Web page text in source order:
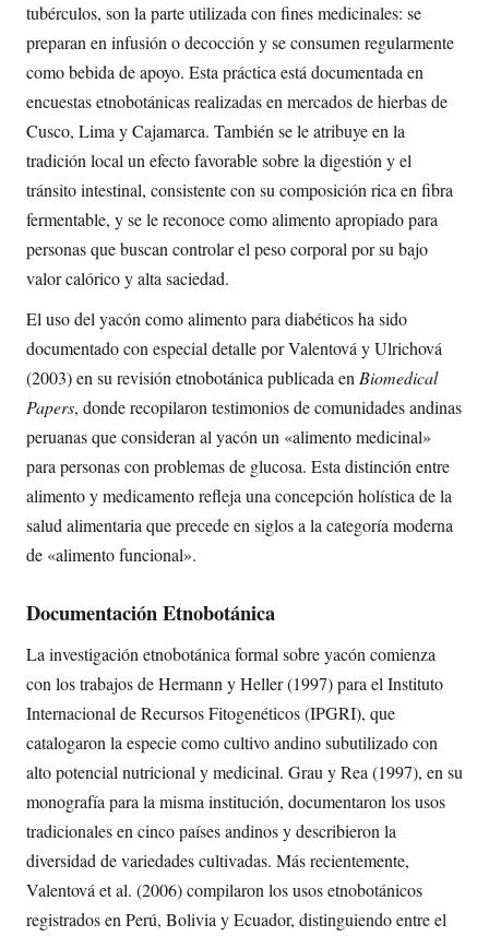
tubérculos, son la parte utilizada con fines medicinales: se
preparan en infusión o decocción y se consumen regularmente
como bebida de apoyo. Esta práctica está documentada en
encuestas etnobotánicas realizadas en mercados de hierbas de
Cusco, Lima y Cajamarca. También se le atribuye en la
tradición local un efecto favorable sobre la digestión y el
tránsito intestinal, consistente con su composición rica en fibra
fermentable, y se le reconoce como alimento apropiado para
personas que buscan controlar el peso corporal por su bajo
valor calórico y alta saciedad.
El uso del yacón como alimento para diabéticos ha sido
documentado con especial detalle por Valentová y Ulrichová
(2003) en su revisión etnobotánica publicada en Biomedical
Papers, donde recopilaron testimonios de comunidades andinas
peruanas que consideran al yacón un «alimento medicinal»
para personas con problemas de glucosa. Esta distinción entre
alimento y medicamento refleja una concepción holística de la
salud alimentaria que precede en siglos a la categoría moderna
de «alimento funcional».
Documentación Etnobotánica
La investigación etnobotánica formal sobre yacón comienza
con los trabajos de Hermann y Heller (1997) para el Instituto
Internacional de Recursos Fitogenéticos (IPGRI), que
catalogaron la especie como cultivo andino subutilizado con
alto potencial nutricional y medicinal. Grau y Rea (1997), en su
monografía para la misma institución, documentaron los usos
tradicionales en cinco países andinos y describieron la
diversidad de variedades cultivadas. Más recientemente,
Valentová et al. (2006) compilaron los usos etnobotánicos
registrados en Perú, Bolivia y Ecuador, distinguiendo entre el